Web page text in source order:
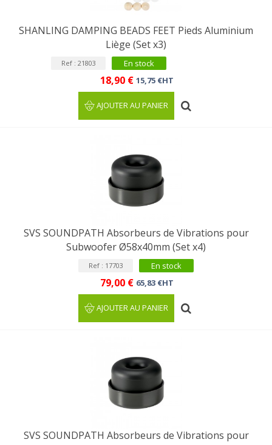
SHANLING DAMPING BEADS FEET Pieds Aluminium
Liège (Set x3)
Ref : 21803 En stock
18,90 € 15,75 €HT
AJOUTER AU PANIER
SVS SOUNDPATH Absorbeurs de Vibrations pour
Subwoofer Ø58x40mm (Set x4)
Ref : 17703 En stock
79,00 € 65,83 €HT
AJOUTER AU PANIER
SVS SOUNDPATH Absorbeurs de Vibrations pour